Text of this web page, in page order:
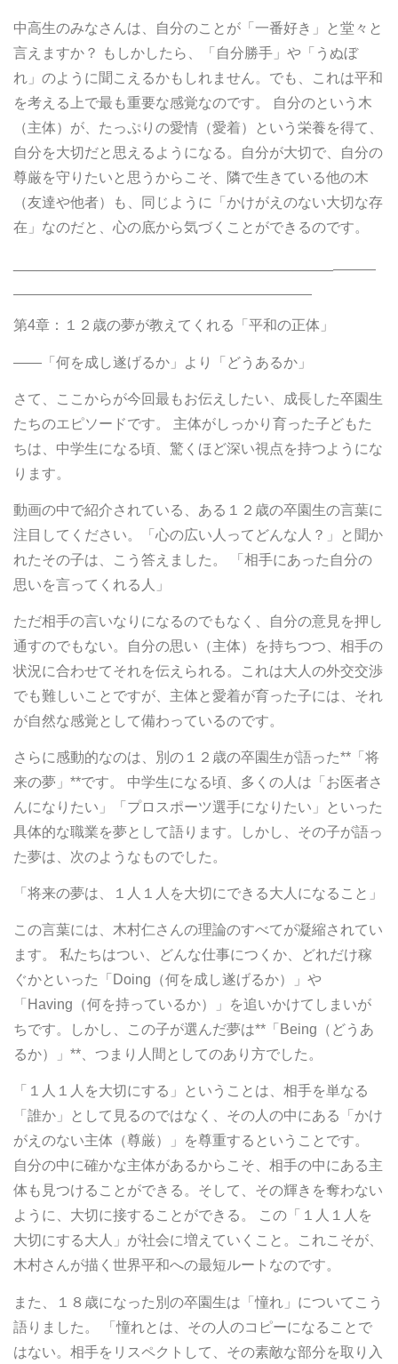
中高生のみなさんは、自分のことが「一番好き」と堂々と
言えますか？ もしかしたら、「自分勝手」や「うぬぼ
れ」のように聞こえるかもしれません。でも、これは平和
を考える上で最も重要な感覚なのです。 自分のという木
（主体）が、たっぷりの愛情（愛着）という栄養を得て、
自分を大切だと思えるようになる。自分が大切で、自分の
尊厳を守りたいと思うからこそ、隣で生きている他の木
（友達や他者）も、同じように「かけがえのない大切な存
在」なのだと、心の底から気づくことができるのです。
第4章：１２歳の夢が教えてくれる「平和の正体」
――「何を成し遂げるか」より「どうあるか」
さて、ここからが今回最もお伝えしたい、成長した卒園生
たちのエピソードです。 主体がしっかり育った子どもた
ちは、中学生になる頃、驚くほど深い視点を持つようにな
ります。
動画の中で紹介されている、ある１２歳の卒園生の言葉に
注目してください。「心の広い人ってどんな人？」と聞か
れたその子は、こう答えました。 「相手にあった自分の
思いを言ってくれる人」
ただ相手の言いなりになるのでもなく、自分の意見を押し
通すのでもない。自分の思い（主体）を持ちつつ、相手の
状況に合わせてそれを伝えられる。これは大人の外交交渉
でも難しいことですが、主体と愛着が育った子には、それ
が自然な感覚として備わっているのです。
さらに感動的なのは、別の１２歳の卒園生が語った**「将
来の夢」**です。 中学生になる頃、多くの人は「お医者さ
んになりたい」「プロスポーツ選手になりたい」といった
具体的な職業を夢として語ります。しかし、その子が語っ
た夢は、次のようなものでした。
「将来の夢は、１人１人を大切にできる大人になること」
この言葉には、木村仁さんの理論のすべてが凝縮されてい
ます。 私たちはつい、どんな仕事につくか、どれだけ稼
ぐかといった「Doing（何を成し遂げるか）」や
「Having（何を持っているか）」を追いかけてしまいが
ちです。しかし、この子が選んだ夢は**「Being（どうあ
るか）」**、つまり人間としてのあり方でした。
「１人１人を大切にする」ということは、相手を単なる
「誰か」として見るのではなく、その人の中にある「かけ
がえのない主体（尊厳）」を尊重するということです。
自分の中に確かな主体があるからこそ、相手の中にある主
体も見つけることができる。そして、その輝きを奪わない
ように、大切に接することができる。 この「１人１人を
大切にする大人」が社会に増えていくこと。これこそが、
木村さんが描く世界平和への最短ルートなのです。
また、１８歳になった別の卒園生は「憧れ」についてこう
語りました。 「憧れとは、その人のコピーになることで
はない。相手をリスペクトして、その素敵な部分を取り入